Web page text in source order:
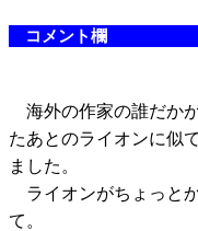
コメント欄
海外の作家の誰だか
たあとのライオンに似
ました。
ライオンがちょっと
て。